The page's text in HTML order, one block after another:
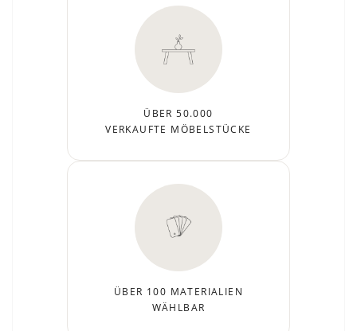
ÜBER 50.000
VERKAUFTE MÖBELSTÜCKE
ÜBER 100 MATERIALIEN
WÄHLBAR